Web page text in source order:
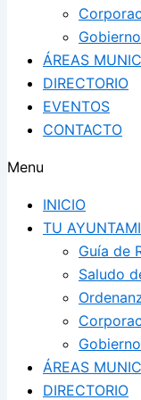
ÁREAS
DIRECTORIO
EVENTOS
CONTACTO
Menu
INICIO
TU
Guía de
Saludo
ÁREAS
DIRECTORIO